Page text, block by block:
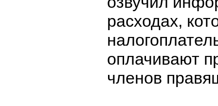
расходах,
оплачивают
членов